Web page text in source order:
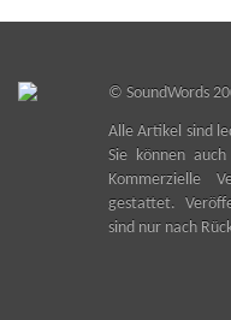
© SoundWords
Alle Artikel sind
Sie können
Kommerzielle
gestattet.
sind nur nach